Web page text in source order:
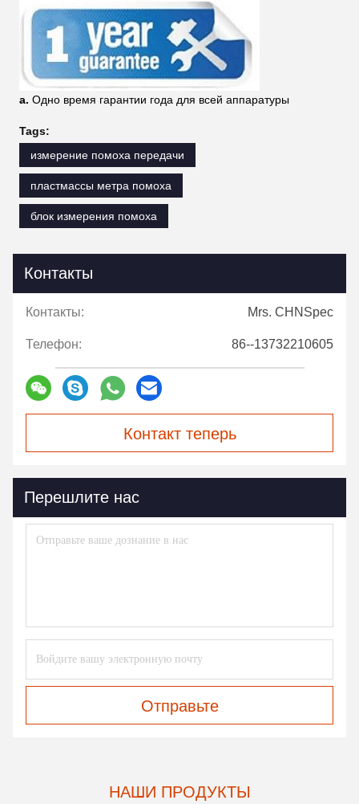
a. Одно время гарантии года для всей аппаратуры
Tags:
измерение помоха передачи
пластмассы метра помоха
блок измерения помоха
Контакты
Контакты: Mrs. CHNSpec
Телефон: 86--13732210605
Контакт теперь
Перешлите нас
Отправьте
НАШИ ПРОДУКТЫ